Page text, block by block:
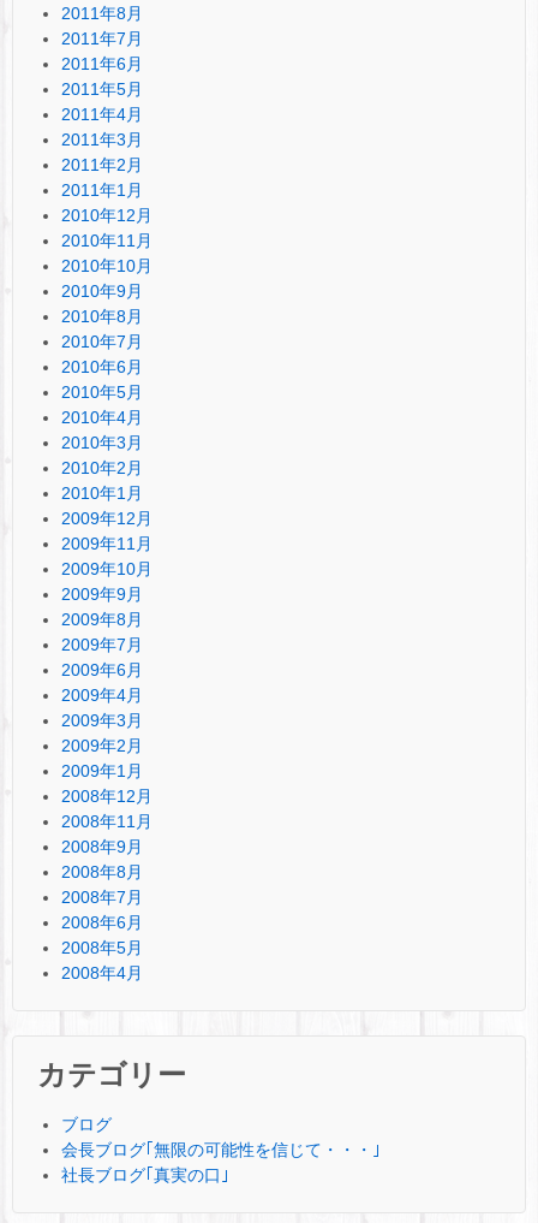
2011年8月
2011年7月
2011年6月
2011年5月
2011年4月
2011年3月
2011年2月
2011年1月
2010年12月
2010年11月
2010年10月
2010年9月
2010年8月
2010年7月
2010年6月
2010年5月
2010年4月
2010年3月
2010年2月
2010年1月
2009年12月
2009年11月
2009年10月
2009年9月
2009年8月
2009年7月
2009年6月
2009年4月
2009年3月
2009年2月
2009年1月
2008年12月
2008年11月
2008年9月
2008年8月
2008年7月
2008年6月
2008年5月
2008年4月
カテゴリー
ブログ
会長ブログ｢無限の可能性を信じて・・・｣
社長ブログ｢真実の口｣